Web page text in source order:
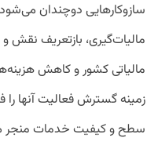
سازوکارهایی دوچندان
مالیات‌گیری، بازتعریف نقش
مالیاتی کشور و کاهش
زمینه گسترش فعالیت آنها را
سطح و کیفیت خدمات منجر